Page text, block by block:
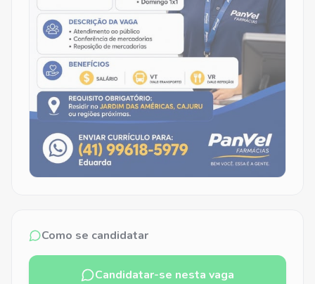
Como se candidatar
Candidatar-se nesta vaga